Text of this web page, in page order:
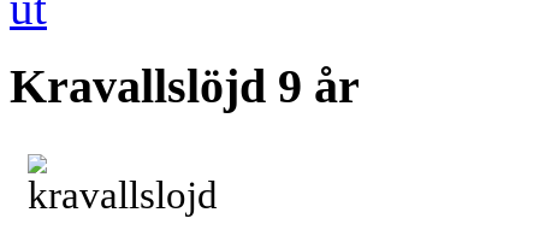
Kravallslöjd 9 år